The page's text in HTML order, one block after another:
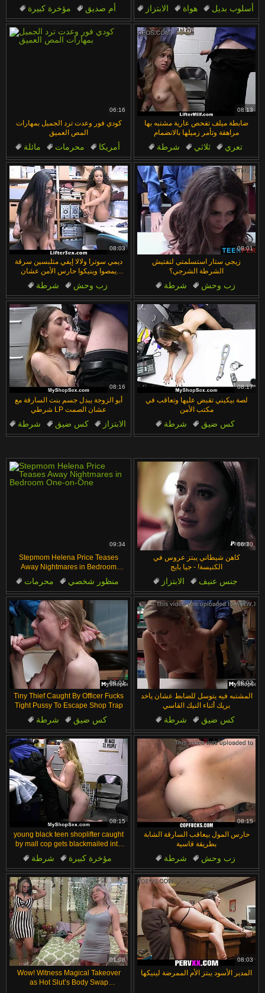
مؤخرة كبيرة
أم صديق
واحد على واحد
عاهرة
كوغار
الابتزاز هواة
أسلوب بديل
ألعاب جنسية
محاكاة ساخرة
06:16
كودي فور وعدت ترد الجميل بمهارات
المص العميق
مائلة محرمات
أمريكا
الصدور
بزاز كبيرة
08:13
ضابطة ميلف تفحص عارية مشتبه بها
مراهقة وتأمر زميلها بالانضمام
شرطة ثلاثي
تعري
في العمل
زوجة
08:03
ديمي سوترا ولالا إيفي متلبسين سرقة
يمصوا وينيكوا حارس الأمن عشان
يتجنبوا الشرطةشرطة
زب وحش
منظور شخصي
في العمل
مراهقات
08:01
زيجي ستار استسلمتي لتفتيش
الشرطة الشرجي؟
شرطة
زب وحش
منظور شخصي
في العمل
مراهقات
08:16
أبو الزوجة يبدل جسم بنت السارقة مع
شرطي LP عشان الصمت
شرطة كس ضيق
الابتزاز
في العمل
عم
08:17
لصة بيكيني تقبض عليها وتعاقب في
مكتب الأمن
شرطة
كس ضيق
في العمل
جراج مراهقات
09:34
Stepmom Helena Price Teases
Away Nightmares in Bedroom
One-on-Oneمحرمات
منظور شخصي
عاري
عاهرة نجمة إباحية
06:30
كاهن شيطاني يبتز عروس في
الكنيسة! - جيا بايج
الابتزاز
جنس عنيف
بزاز كبيرة
كبار السن
فموي
08:01
Tiny Thief Caught By Officer Fucks
Tight Pussy To Escape Shop Trap
شرطة
كس ضيق
في العمل
مراهقات
الفارسة
08:02
المشتبه فيه يتوسل للضابط عشان ياخد
بريك أثناء النيك القاسي
شرطة
كس ضيق
في العمل
مراهقات
الفارسة
08:15
young black teen shoplifter caught
by mall cop gets blackmailed into
tight pussy riding cowgirl then cries
in hardcore office domination.
شرطة
مؤخرة كبيرة
في العمل
مراهقات
بزاز كبيرة
08:15
حارس المول بيعاقب السارقة الشابة
بطريقة قاسية
شرطة
زب وحش
منظور شخصي
مراهقات
شباب نحيفون
01:08
Wow! Witness Magical Takeover
as Hot Slut’s Body Swap
08:03
المدير الأسود يبتز الأم الممرضة لينيكها